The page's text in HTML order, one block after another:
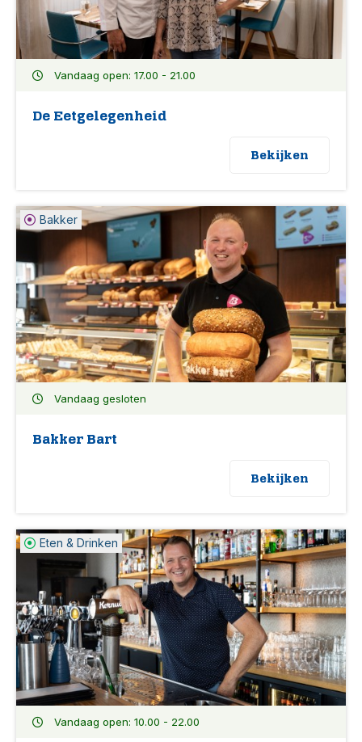
Vandaag open: 17.00 - 21.00
De Eetgelegenheid
Bekijken
Bakker
Vandaag gesloten
Bakker Bart
Bekijken
Eten & Drinken
Vandaag open: 10.00 - 22.00